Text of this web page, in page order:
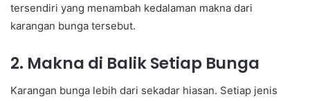
tersendiri yang menambah kedalaman makna dari
karangan bunga tersebut.
2. Makna di Balik Setiap Bunga
Karangan bunga lebih dari sekadar hiasan. Setiap jenis